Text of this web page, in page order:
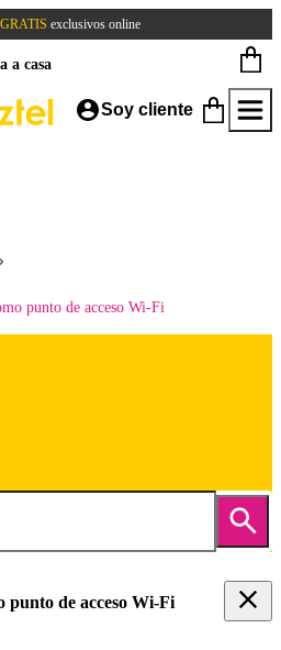
GRATIS exclusivos online
a casa
Soy cliente
punto de acceso Wi-Fi
punto de acceso Wi-Fi